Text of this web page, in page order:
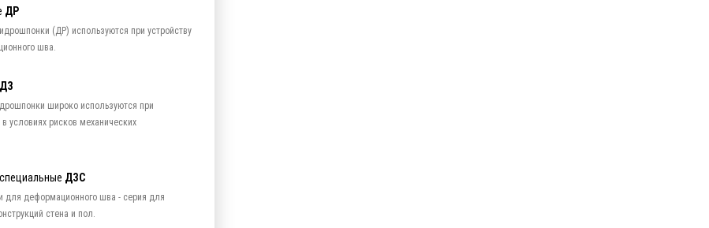
ДР
(ДР) используются при устройству
шва.
ДЗ
широко используются при
условиях рисков механических
ДЗС
для деформационного шва - серия для
стена и пол.